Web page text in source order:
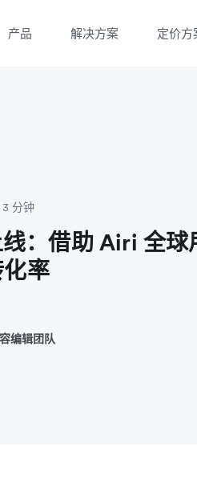
产品 解决方案 定价方
3 分钟
：借助 Airi 全球
率
编辑团队
微信
微信